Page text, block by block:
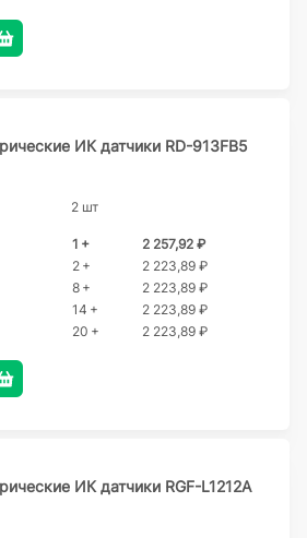
ИК датчики RD-913FB5
2 шт
1 +
2 257,92 ₽
2 +
2 223,89 ₽
8 +
2 223,89 ₽
14 +
2 223,89 ₽
20 +
2 223,89 ₽
ИК датчики RGF-L1212A